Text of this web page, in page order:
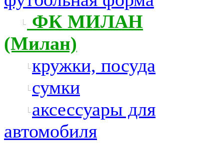
ФК МИЛАН
(Милан)
кружки, посуда
сумки
аксессуары для
автомобиля